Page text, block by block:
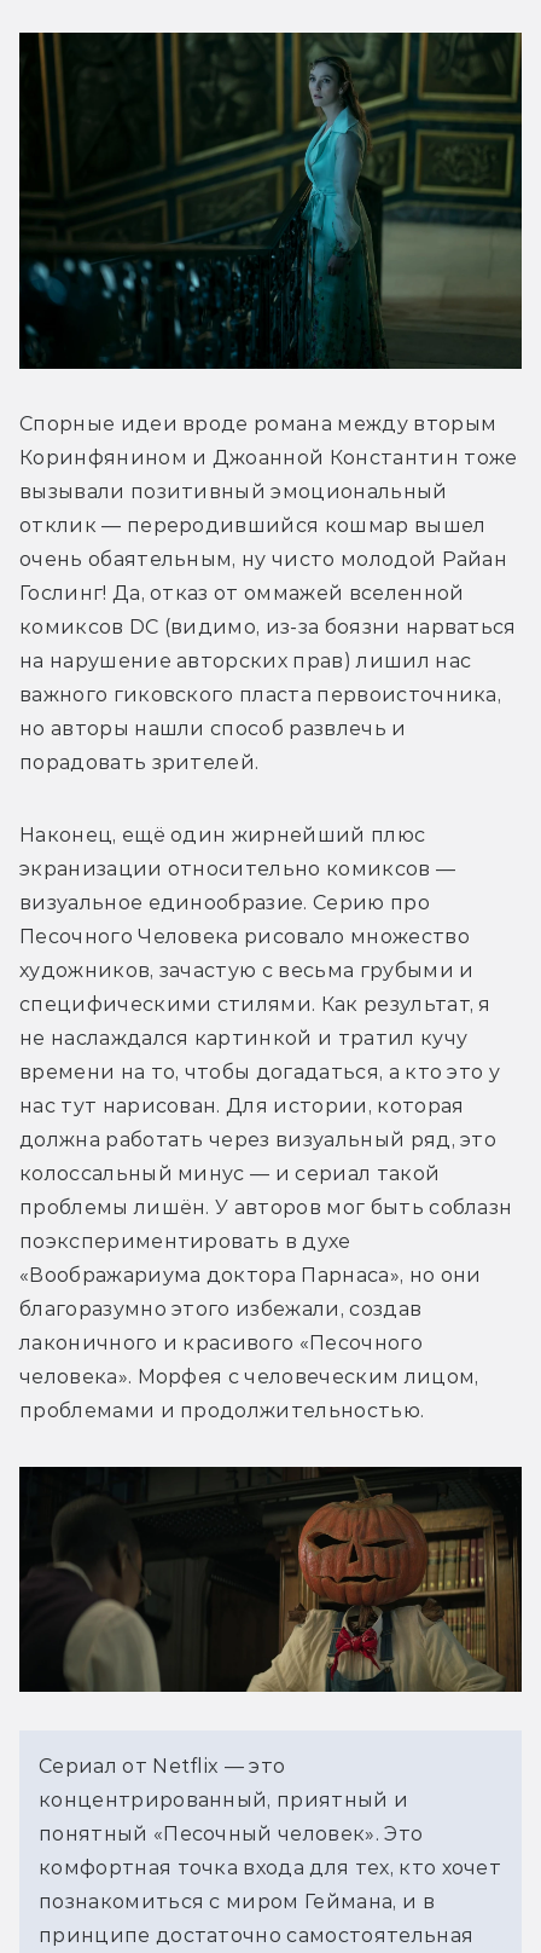
Спорные идеи вроде романа между вторым
Коринфянином и Джоанной Константин тоже
вызывали позитивный эмоциональный
отклик — переродившийся кошмар вышел
очень обаятельным, ну чисто молодой Райан
Гослинг! Да, отказ от оммажей вселенной
комиксов DC (видимо, из-за боязни нарваться
на нарушение авторских прав) лишил нас
важного гиковского пласта первоисточника,
но авторы нашли способ развлечь и
порадовать зрителей.
Наконец, ещё один жирнейший плюс
экранизации относительно комиксов —
визуальное единообразие. Серию про
Песочного Человека рисовало множество
художников, зачастую с весьма грубыми и
специфическими стилями. Как результат, я
не наслаждался картинкой и тратил кучу
времени на то, чтобы догадаться, а кто это у
нас тут нарисован. Для истории, которая
должна работать через визуальный ряд, это
колоссальный минус — и сериал такой
проблемы лишён. У авторов мог быть соблазн
поэкспериментировать в духе
«Воображариума доктора Парнаса», но они
благоразумно этого избежали, создав
лаконичного и красивого «Песочного
человека». Морфея с человеческим лицом,
проблемами и продолжительностью.
Сериал от Netflix — это
концентрированный, приятный и
понятный «Песочный человек». Это
комфортная точка входа для тех, кто хочет
познакомиться с миром Геймана, и в
принципе достаточно самостоятельная